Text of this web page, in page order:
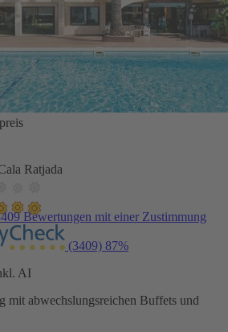
Ratjada
Bewertungen mit einer Zustimmung
(3409) 87%
AI
mit abwechslungsreichen Buffets und